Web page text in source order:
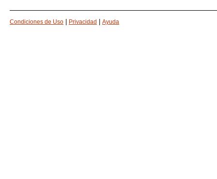
Condiciones de Uso Privacidad Ayuda